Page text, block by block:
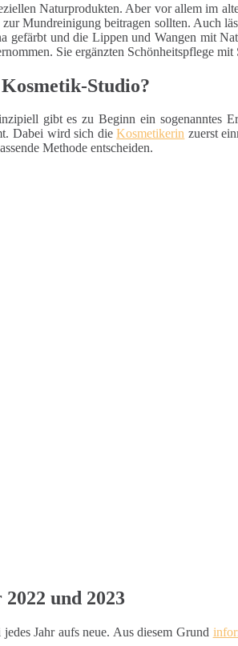
Naturprodukten. Aber vor allem im
Mundreinigung beitragen sollten. Auch
gefärbt und die Lippen und Wangen mit
Sie ergänzten Schönheitspflege
Studio?
gibt es zu Beginn ein sogenanntes
Dabei wird sich dieKosmetikerin zuerst
Methode entscheiden.
und 2023
Jahr aufs neue. Aus diesem Grund